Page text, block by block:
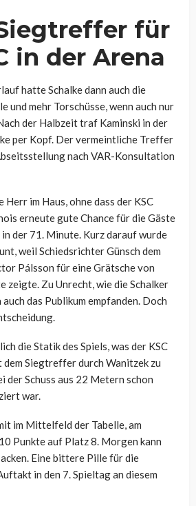
für
in der Arena
hatte Schalke dann auch die
und mehr Torschüsse, wenn auch nur
der Halbzeit traf Kaminski in der
per Kopf. Der vermeintliche Treffer
nach VAR-Konsultation
Herr im Haus, ohne dass der KSC
erneute gute Chance für die Gäste
der 71. Minute. Kurz darauf wurde
weil Schiedsrichter Günsch dem
Pálsson für eine Grätsche von
zeigte. Zu Unrecht, wie die Schalker
das Publikum empfanden. Doch
die Statik des Spiels, was der KSC
dem Siegtreffer durch Wanitzek zu
der Schuss aus 22 Metern schon
war.
im Mittelfeld der Tabelle, am
Punkte auf Platz 8. Morgen kann
Eine bittere Pille für die
in den 7. Spieltag an diesem